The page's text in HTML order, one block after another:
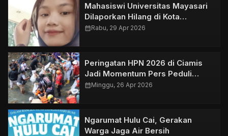
Mahasiswi Universitas Mayasari
Dilaporkan Hilang di Kota
Tasikmalaya
calendar_monthRabu, 29 Apr 2026
Peringatan HPN 2026 di Ciamis
Jadi Momentum Pers Peduli
Lingkungan
calendar_monthMinggu, 26 Apr 2026
Ngarumat Hulu Cai, Gerakan
Warga Jaga Air Bersih